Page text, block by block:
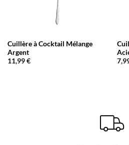
Cuillère à Cocktail Mélange
Argent
11,99€